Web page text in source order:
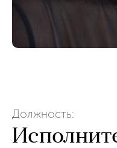
Должность: